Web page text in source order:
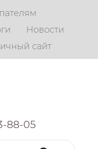
Новости
сайт
88-05